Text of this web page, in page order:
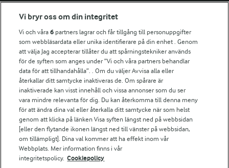
Fler Arlasajter
För ägare
Arlas kundportal
Arla.com
Falbygdens Ost
Arla webbshop
Bildbank
Följ oss
Vi bryr oss om din integritet
Vi och våra6 partners lagrar och får tillgång till personuppgifter
som webbläsardata eller unika identifierare på din enhet . Genom
att välja Jag accepterar tillåter du att spårningstekniker används
för de syften som anges under ”Vi och våra partners behandlar
data för att tillhandahålla”. . Om du väljer Avvisa alla eller
återkallar ditt samtycke inaktiveras de. Om spårare är
inaktiverade kan visst innehåll och vissa annonser som du ser
vara mindre relevanta för dig. Du kan återkomma till denna meny
för att ändra dina val eller återkalla ditt samtycke när som helst
genom att klicka på länken Visa syften längst ned på webbsidan
[eller den flytande ikonen längst ned till vänster på webbsidan,
om tillämpligt]. Dina val kommer att ha effekt inom vår
Webbplats. Mer information finns i vår
integritetspolicy. Cookiepolicy